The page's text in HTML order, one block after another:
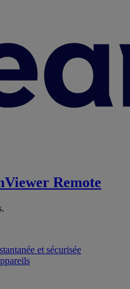
Remote
et sécurisée